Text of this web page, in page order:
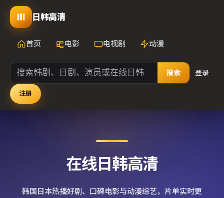
日韩高清
首页 电影 电视剧 动漫
搜索 登录
注册
在线日韩高清
韩国日本热播好剧、口碑电影与动漫综艺，片单实时更